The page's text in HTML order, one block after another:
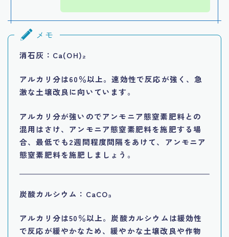
メモ
消石灰：Ca(OH)₂
アルカリ分は60％以上。速効性で反応が強く、急
激な土壌改良に向いています。
アルカリ分が強いのでアンモニア態窒素肥料との
混用はさけ、アンモニア態窒素肥料を施肥する場
合、最低でも2週間程度間隔をあけて、アンモニア
態窒素肥料を施肥しましょう。
炭酸カルシウム：CaCO₃
アルカリ分は50％以上。炭酸カルシウムは緩効性
で反応が緩やかなため、緩やかな土壌改良や作物